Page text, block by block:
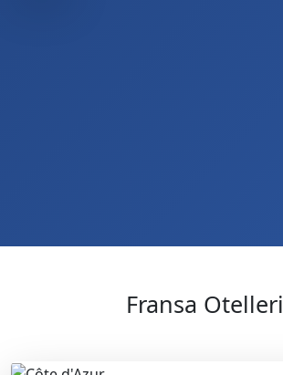
Fransa Otelleri